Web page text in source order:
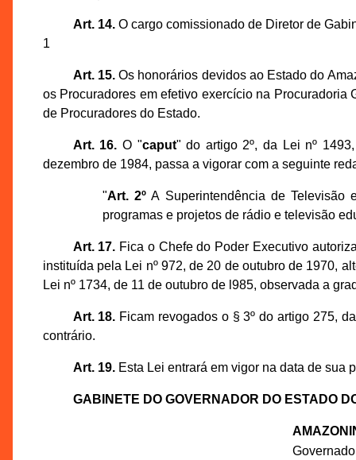
Art. 14.O cargo comissionado de Diretor de
1
Art. 15.Os honorários devidos ao Estado do
os Procuradores em efetivo exercício na
de Procuradores do Estado.
Art. 16. O "caput" do artigo 2º, da Lei nº
dezembro de 1984, passa a vigorar com a seguinte
"Art. 2º A Superintendência de Televisão
programas e projetos de rádio e televisão
Art. 17. Fica o Chefe do Poder Executivo
instituída pela Lei nº 972, de 20 de outubro de 1970,
Lei nº 1734, de 11 de outubro de l985, observada a
Art. 18. Ficam revogados o § 3º do artigo 275,
contrário.
Art. 19.Esta Lei entrará em vigor na data de sua
GABINETE DO GOVERNADOR DO ESTADO